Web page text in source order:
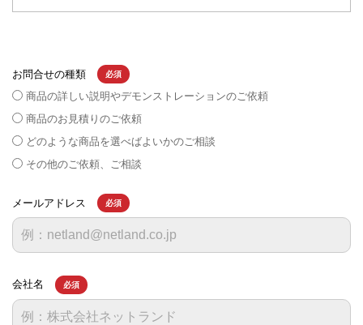
お問合せの種類 必須
商品の詳しい説明やデモンストレーションのご依頼
商品のお見積りのご依頼
どのような商品を選べばよいかのご相談
その他のご依頼、ご相談
メールアドレス 必須
会社名 必須